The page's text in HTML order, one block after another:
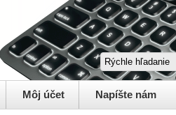
Môj účet Napíšte nám